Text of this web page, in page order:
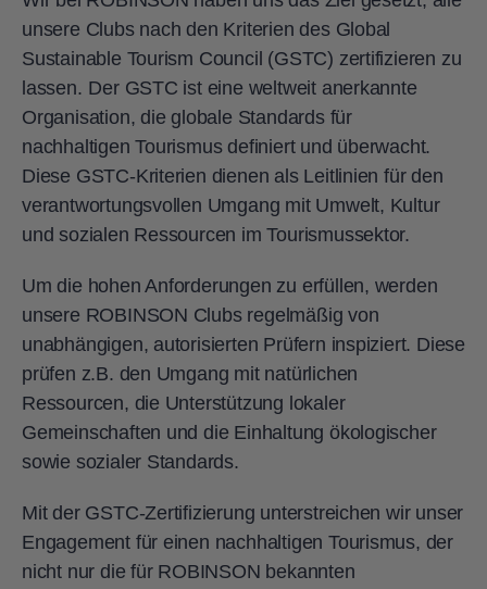
unsere Clubs nach den Kriterien des Global
Sustainable Tourism Council (GSTC) zertifizieren zu
lassen. Der GSTC ist eine weltweit anerkannte
Organisation, die globale Standards für
nachhaltigen Tourismus definiert und überwacht.
Diese GSTC-Kriterien dienen als Leitlinien für den
verantwortungsvollen Umgang mit Umwelt, Kultur
und sozialen Ressourcen im Tourismussektor.
Um die hohen Anforderungen zu erfüllen, werden
unsere ROBINSON Clubs regelmäßig von
unabhängigen, autorisierten Prüfern inspiziert. Diese
prüfen z.B. den Umgang mit natürlichen
Ressourcen, die Unterstützung lokaler
Gemeinschaften und die Einhaltung ökologischer
sowie sozialer Standards.
Mit der GSTC-Zertifizierung unterstreichen wir unser
Engagement für einen nachhaltigen Tourismus, der
nicht nur die für ROBINSON bekannten